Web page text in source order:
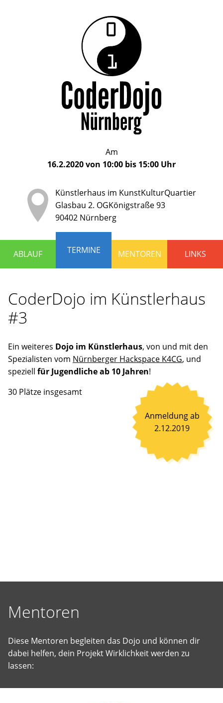
CoderDojo
Nürnberg
Das
CoderDojo
Nürnberg
ein
Club
für
Kinder
und
Jugendliche
Alter
bis
17
Jahren,
lernen
und
haben
wollen.
stehen
bereit,
um
arbeiten
Am
16.2.2020von 10:00 bis 15:00 Uhr
Künstlerhaus im KunstKulturQuartier
Glasbau 2. OGKönigstraße 93
90402 Nürnberg
ABLAUF TERMINE MENTOREN LINKS
CoderDojo im Künstlerhaus
#3
Ein weiteres Dojo im Künstlerhaus, von und mit den
Spezialisten vom Nürnberger Hackspace K4CG, und
speziell für Jugendliche ab 10 Jahren!
30 Plätze insgesamt
Anmeldung ab
2.12.2019
Mentoren
Diese Mentoren begleiten das Dojo und können dir
dabei helfen, dein Projekt Wirklichkeit werden zu
lassen: